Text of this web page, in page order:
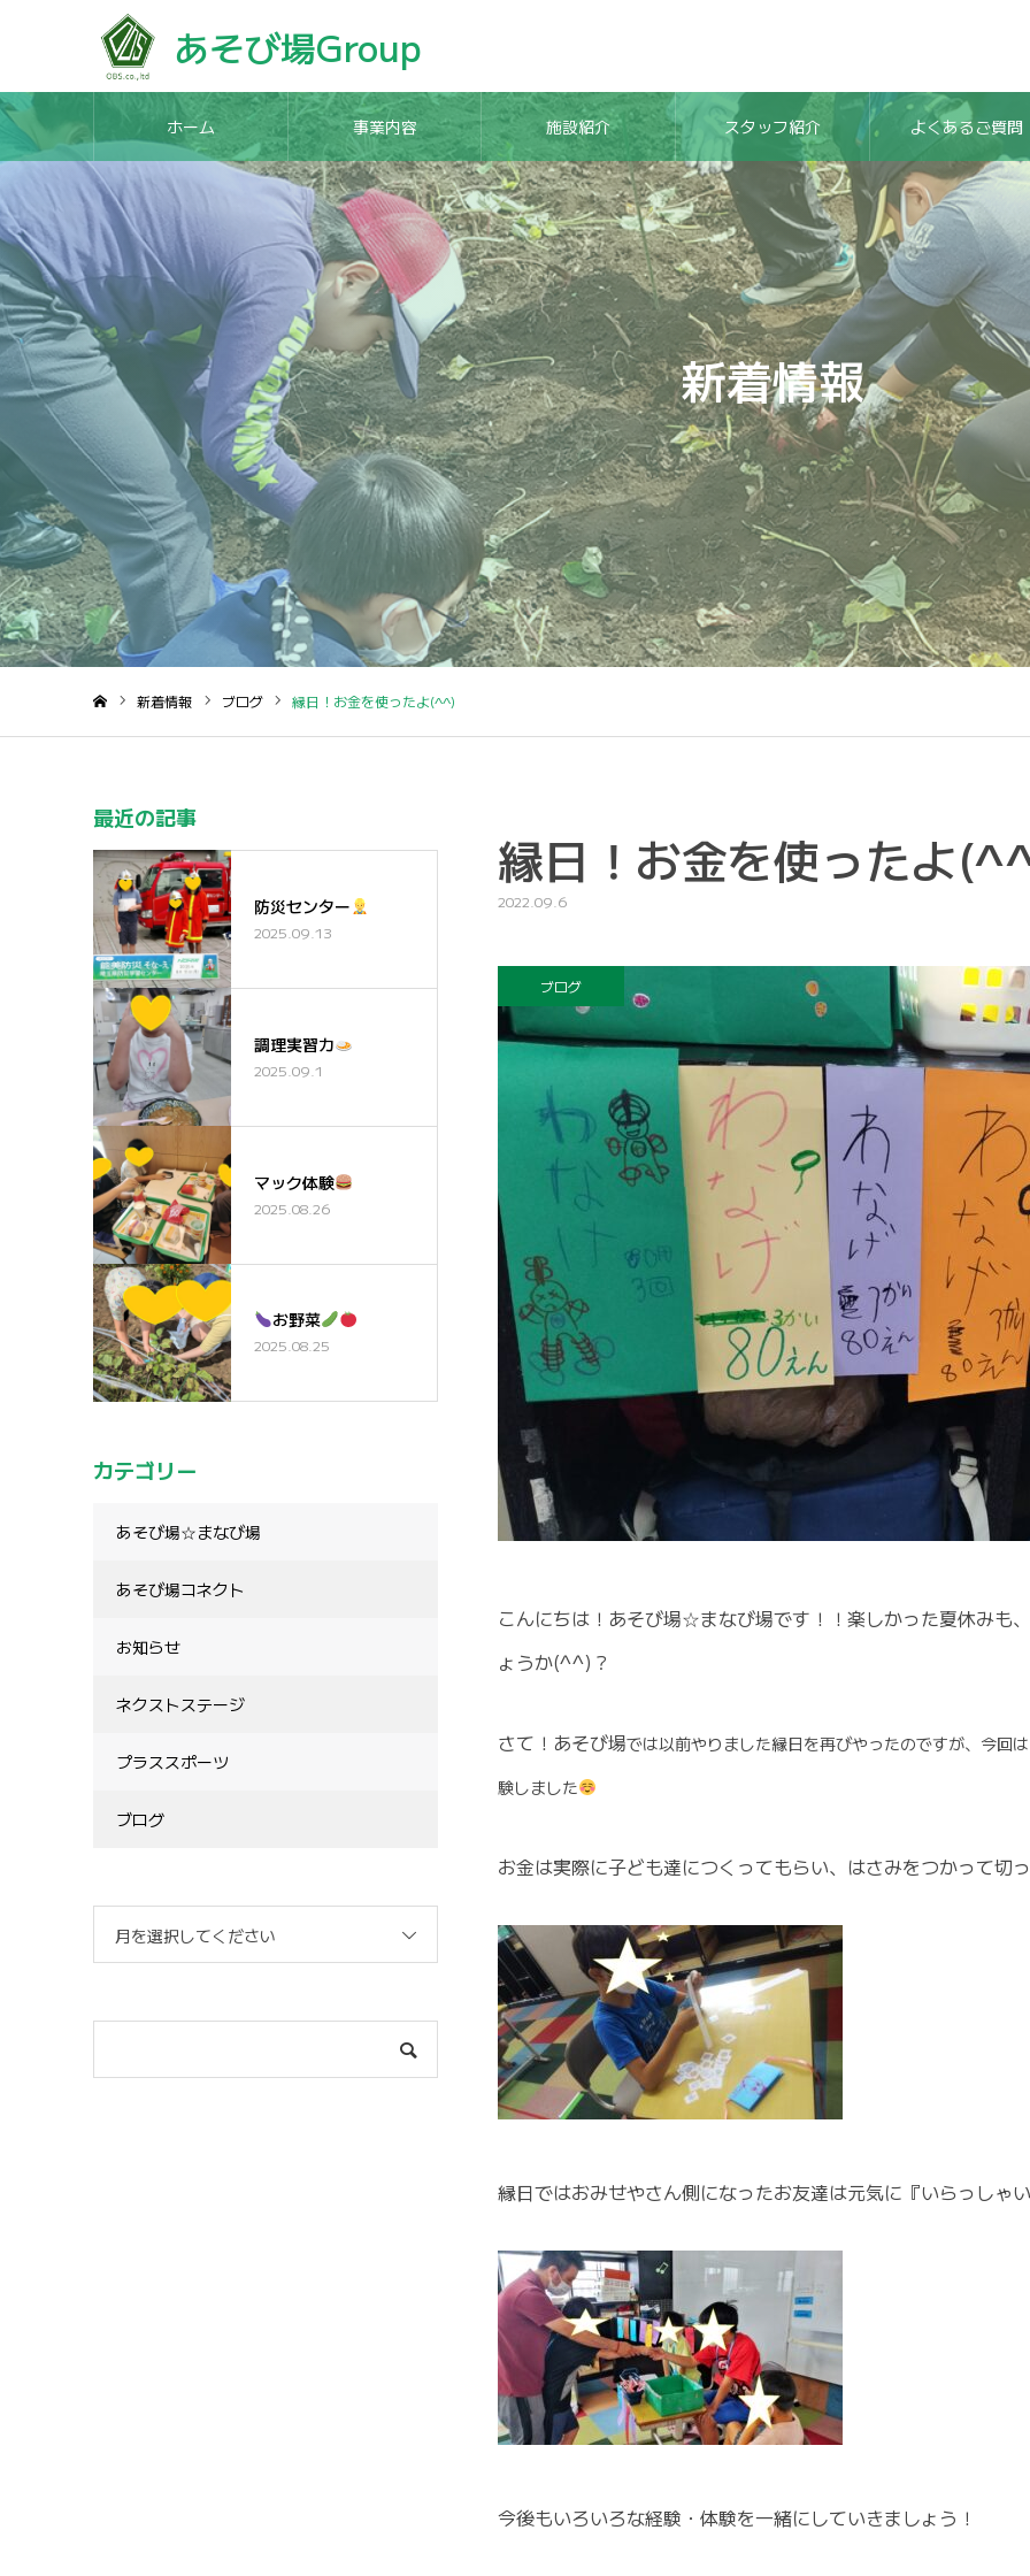
あそび場Group
ホーム 事業内容 施設紹介 スタッフ紹介 よくあるご質問
新着情報
新着情報 ブログ 縁日！お金を使ったよ(^^)
縁日！お金を使ったよ
2022.09.6
ブログ
こんにちは！あそび場☆まなび場です！！楽しかった夏休みも
ょうか(^^)？
さて！あそび場では以前やりました縁日を再びやったのですが、今回
験しました
お金は実際に子ども達につくってもらい、はさみをつかって切
縁日ではおみせやさん側になったお友達は元気に『いらっし
今後もいろいろな経験・体験を一緒にしていきましょう！
最近の記事
防災センター
2025.09.13
調理実習カ
2025.09.1
マック体験
2025.08.26
お野菜
2025.08.25
カテゴリー
あそび場☆まなび場
あそび場コネクト
お知らせ
ネクストステージ
プラススポーツ
ブログ
月を選択してください